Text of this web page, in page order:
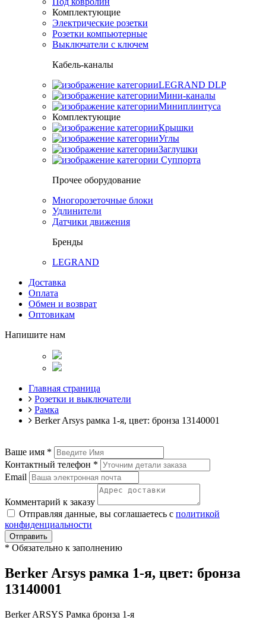
Комплектующие
Электрические розетки
Розетки компьютерные
Выключатели с ключем
Кабель-каналы
LEGRAND DLP
Мини-каналы
Миниплинтуса
Комплектующие
Крышки
Углы
Заглушки
Суппорта
Прочее оборудование
Многорозеточные блоки
Удлинители
Датчики движения
Бренды
LEGRAND
Доставка
Оплата
Обмен и возврат
Оптовикам
Напишите нам
Главная страница
Розетки и выключатели
Рамка
Berker Arsys рамка 1-я, цвет: бронза 13140001
Ваше имя *
Контактный телефон *
Email
Комментарий к заказу
Отправляя данные, вы соглашаетесь с политикой
конфиденциальности
Отправить
* Обязательно к заполнению
Berker Arsys рамка 1-я, цвет: бронза
13140001
Berker ARSYS Рамка бронза 1-я